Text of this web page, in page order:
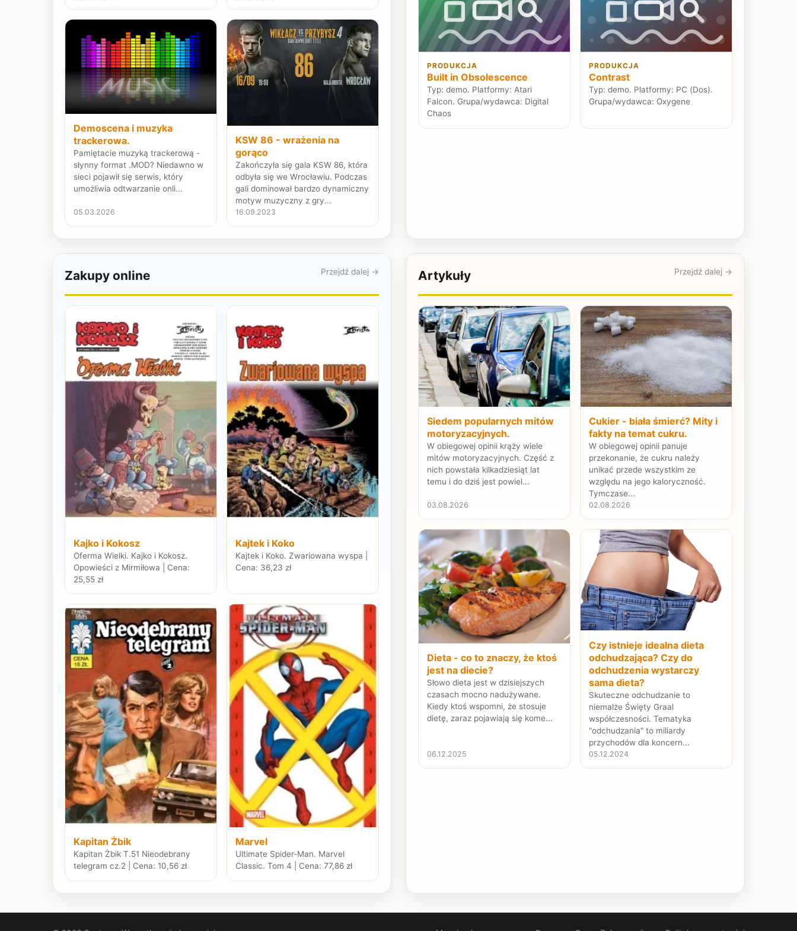
Demoscena i muzyka
trackerowa.
Pamiętacie muzyką trackerową -
słynny format .MOD? Niedawno w
sieci pojawił się serwis, który
umożliwia odtwarzanie onli...
05.03.2026
KSW 86 - wrażenia na
gorąco
Zakończyła się gala KSW 86, która
odbyła się we Wrocławiu. Podczas
gali dominował bardzo dynamiczny
motyw muzyczny z gry...
16.09.2023
PRODUKCJA
Built in Obsolescence
Typ: demo. Platformy: Atari
Falcon. Grupa/wydawca: Digital
Chaos
PRODUKCJA
Contrast
Typ: demo. Platformy: PC (Dos).
Grupa/wydawca: Oxygene
Zakupy online Przejdź dalej →
Kajko i Kokosz
Oferma Wielki. Kajko i Kokosz.
Opowieści z Mirmiłowa | Cena:
25,55 zł
Kajtek i Koko
Kajtek i Koko. Zwariowana wyspa |
Cena: 36,23 zł
Kapitan Żbik
Kapitan Żbik T.51 Nieodebrany
telegram cz.2 | Cena: 10,56 zł
Marvel
Ultimate Spider-Man. Marvel
Classic. Tom 4 | Cena: 77,86 zł
Artykuły Przejdź dalej →
Siedem popularnych mitów
motoryzacyjnych.
W obiegowej opinii krąży wiele
mitów motoryzacyjnych. Część z
nich powstała kilkadziesiąt lat
temu i do dziś jest powiel...
03.08.2026
Cukier - biała śmierć? Mity i
fakty na temat cukru.
W obiegowej opinii panuje
przekonanie, że cukru należy
unikać przede wszystkim ze
względu na jego kaloryczność.
Tymczase...
02.08.2026
Dieta - co to znaczy, że ktoś
jest na diecie?
Słowo dieta jest w dzisiejszych
czasach mocno nadużywane.
Kiedy ktoś wspomni, że stosuje
dietę, zaraz pojawiają się kome...
06.12.2025
Czy istnieje idealna dieta
odchudzająca? Czy do
odchudzenia wystarczy
sama dieta?
Skuteczne odchudzanie to
niemalże Święty Graal
współczesności. Tematyka
"odchudzania" to miliardy
przychodów dla koncern...
05.12.2024